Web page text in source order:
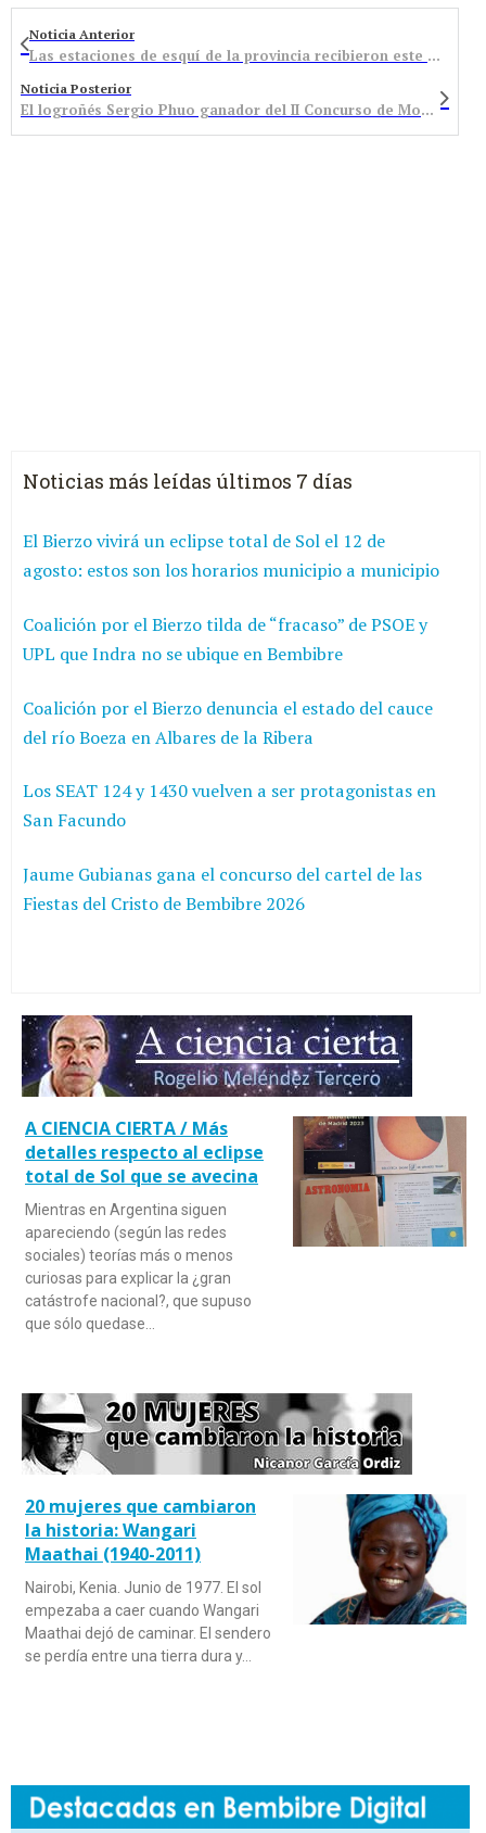
Noticia Anterior
Las estaciones de esquí de la provincia recibieron este fin de semana 7.529 esquiadores
Noticia Posterior
El logroñés Sergio Phuo ganador del II Concurso de Monólogos Villa de Bembibre
Noticias más leídas últimos 7 días
El Bierzo vivirá un eclipse total de Sol el 12 de
agosto: estos son los horarios municipio a municipio
Coalición por el Bierzo tilda de “fracaso” de PSOE y
UPL que Indra no se ubique en Bembibre
Coalición por el Bierzo denuncia el estado del cauce
del río Boeza en Albares de la Ribera
Los SEAT 124 y 1430 vuelven a ser protagonistas en
San Facundo
Jaume Gubianas gana el concurso del cartel de las
Fiestas del Cristo de Bembibre 2026
A CIENCIA CIERTA / Más
detalles respecto al eclipse
total de Sol que se avecina
Mientras en Argentina siguen
apareciendo (según las redes
sociales) teorías más o menos
curiosas para explicar la ¿gran
catástrofe nacional?, que supuso
que sólo quedase…
20 mujeres que cambiaron
la historia: Wangari
Maathai (1940-2011)
Nairobi, Kenia. Junio de 1977. El sol
empezaba a caer cuando Wangari
Maathai dejó de caminar. El sendero
se perdía entre una tierra dura y…